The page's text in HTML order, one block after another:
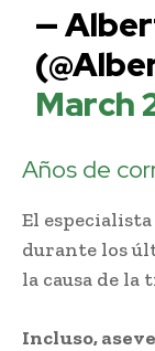
—
March
Años de
El
durante los
la causa de la
Incluso,